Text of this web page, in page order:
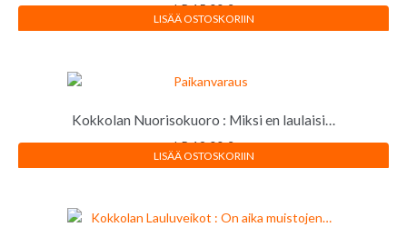
LP15,00€
LISÄÄ OSTOSKORIIN
Kokkolan Nuorisokuoro : Miksi en laulaisi…
LP12,00€
LISÄÄ OSTOSKORIIN